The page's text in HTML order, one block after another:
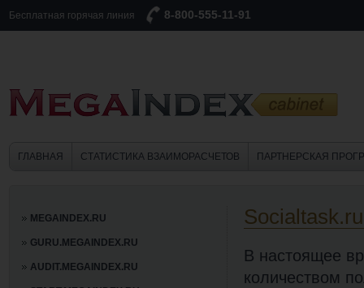
Бесплатная горячая линия 8-800-555-11-91
ГЛАВНАЯ СТАТИСТИКА ВЗАИМОРАСЧЕТОВ ПАРТНЕРСКАЯ
MEGAINDEX.RU
GURU.MEGAINDEX.RU
AUDIT.MEGAINDEX.RU
В настоящее
количеством